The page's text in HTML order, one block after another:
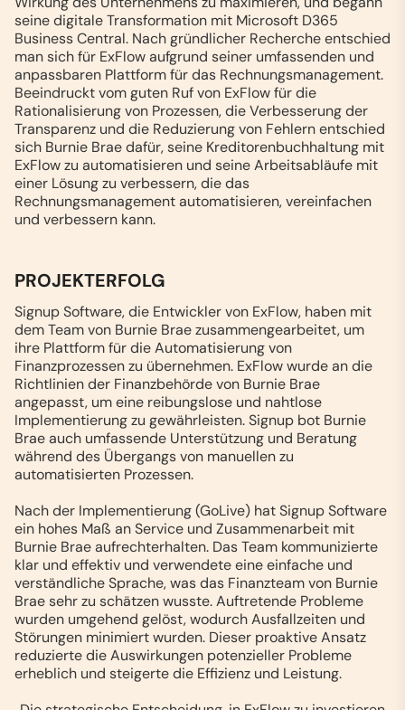
seine digitale Transformation mit Microsoft D365
Business Central. Nach gründlicher Recherche entschied
man sich für ExFlow aufgrund seiner umfassenden und
anpassbaren Plattform für das Rechnungsmanagement.
Beeindruckt vom guten Ruf von ExFlow für die
Rationalisierung von Prozessen, die Verbesserung der
Transparenz und die Reduzierung von Fehlern entschied
sich Burnie Brae dafür, seine Kreditorenbuchhaltung mit
ExFlow zu automatisieren und seine Arbeitsabläufe mit
einer Lösung zu verbessern, die das
Rechnungsmanagement automatisieren, vereinfachen
und verbessern kann.
PROJEKTERFOLG
Signup Software, die Entwickler von ExFlow, haben mit
dem Team von Burnie Brae zusammengearbeitet, um
ihre Plattform für die Automatisierung von
Finanzprozessen zu übernehmen. ExFlow wurde an die
Richtlinien der Finanzbehörde von Burnie Brae
angepasst, um eine reibungslose und nahtlose
Implementierung zu gewährleisten. Signup bot Burnie
Brae auch umfassende Unterstützung und Beratung
während des Übergangs von manuellen zu
automatisierten Prozessen.
Nach der Implementierung (GoLive) hat Signup Software
ein hohes Maß an Service und Zusammenarbeit mit
Burnie Brae aufrechterhalten. Das Team kommunizierte
klar und effektiv und verwendete eine einfache und
verständliche Sprache, was das Finanzteam von Burnie
Brae sehr zu schätzen wusste. Auftretende Probleme
wurden umgehend gelöst, wodurch Ausfallzeiten und
Störungen minimiert wurden. Dieser proaktive Ansatz
reduzierte die Auswirkungen potenzieller Probleme
erheblich und steigerte die Effizienz und Leistung.